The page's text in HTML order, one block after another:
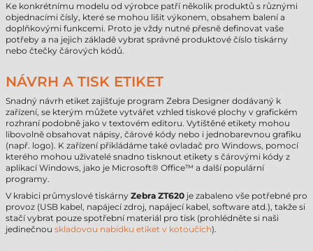
Ke konkrétnímu modelu od výrobce patří několik produktů s různými
objednacími čísly, které se mohou lišit výkonem, obsahem balení a
doplňkovými funkcemi. Proto je vždy nutné přesně definovat vaše
potřeby a na jejich základě vybrat správné produktové číslo tiskárny
nebo čtečky čárových kódů.
NÁVRH A TISK ETIKET
Snadný návrh etiket zajišťuje program Zebra Designer dodávaný k
zařízení, se kterým můžete vytvářet vzhled tiskové plochy v grafickém
rozhraní podobně jako v textovém editoru. Vytištěné etikety mohou
libovolně obsahovat nápisy, čárové kódy nebo i jednobarevnou grafiku
(např. logo). K zařízení přikládáme také ovladač pro Windows, pomocí
kterého mohou uživatelé snadno tisknout etikety s čárovými kódy z
aplikací Windows, jako je Microsoft® Office™ a další populární
programy.
V krabici průmyslové tiskárny Zebra ZT620 je zabaleno vše potřebné pro
provoz (USB kabel, napájecí zdroj, napájecí kabel, software atd.), takže si
stačí vybrat pouze spotřební materiál pro tisk (prohlédněte si naši
jedinečnou skladovou nabídku etiket v kotoučích).